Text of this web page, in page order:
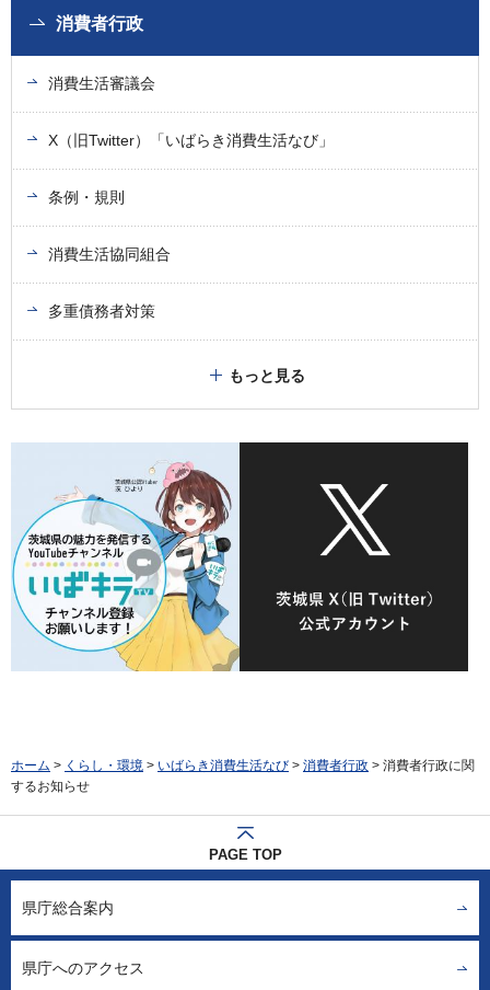
消費者行政
消費生活審議会
X（旧Twitter）「いばらき消費生活なび」
条例・規則
消費生活協同組合
多重債務者対策
もっと見る
ホーム > くらし・環境 > いばらき消費生活なび > 消費者行政 > 消費者行政に関
するお知らせ
PAGE TOP
県庁総合案内
県庁へのアクセス